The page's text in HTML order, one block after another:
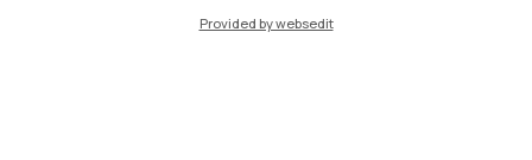
Provided by websedit